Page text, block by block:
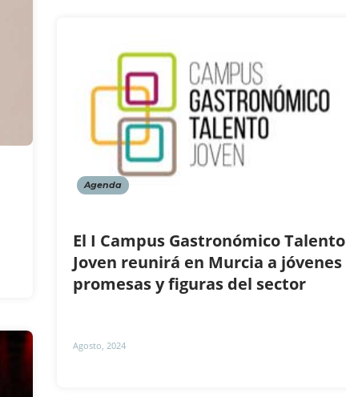
Agenda
El I Campus Gastronómico Talento
Joven reunirá en Murcia a jóvenes
promesas y figuras del sector
Agosto, 2024